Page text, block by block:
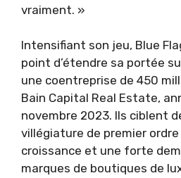
vraiment. »
Intensifiant son jeu, Blue
point d’étendre sa portée
une coentreprise de 450
Bain Capital Real Estate,
novembre 2023. Ils ciblent
villégiature de premier
croissance et une forte
marques de boutiques de